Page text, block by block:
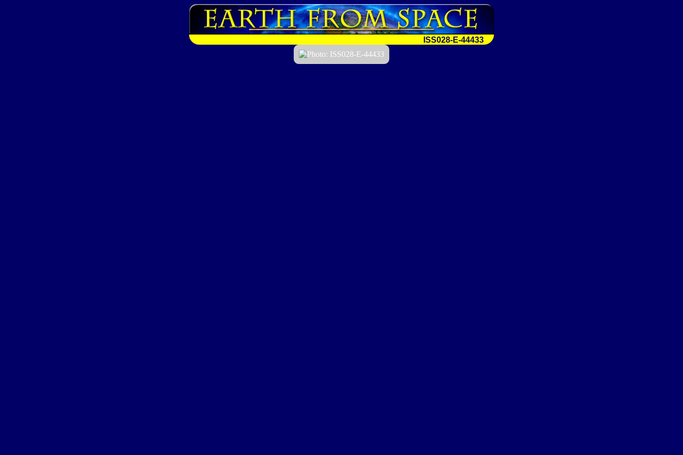
ISS028-E-44433